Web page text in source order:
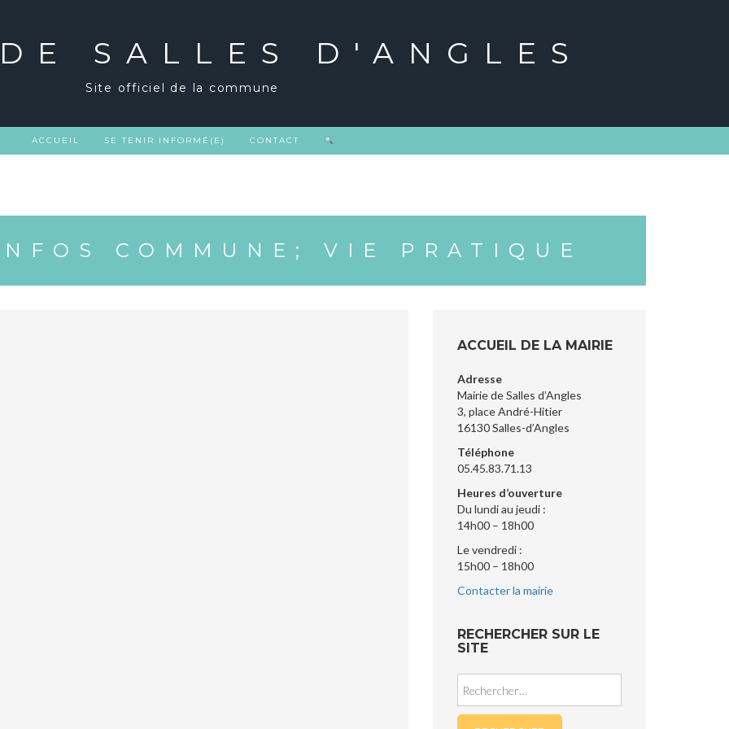
SALLES D'ANGLES
Site officiel de la commune
ACCUEIL SE TENIR INFORMÉ(E) CONTACT
COMMUNE; VIE PRATIQUE
ACCUEIL DE LA MAIRIE
Adresse
Mairie de Salles d’Angles
3, place André-Hitier
16130 Salles-d’Angles
Téléphone
05.45.83.71.13
Heures d’ouverture
Du lundi au jeudi :
14h00 – 18h00
Le vendredi :
15h00 – 18h00
Contacter la mairie
RECHERCHER SUR LE
SITE